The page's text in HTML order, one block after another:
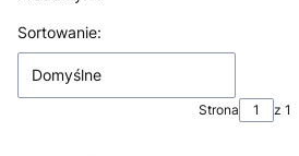
Lista produktów
Sortowanie:
Domyślne
Strona z 1